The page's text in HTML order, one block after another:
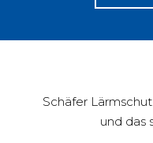
Schäfer
und das